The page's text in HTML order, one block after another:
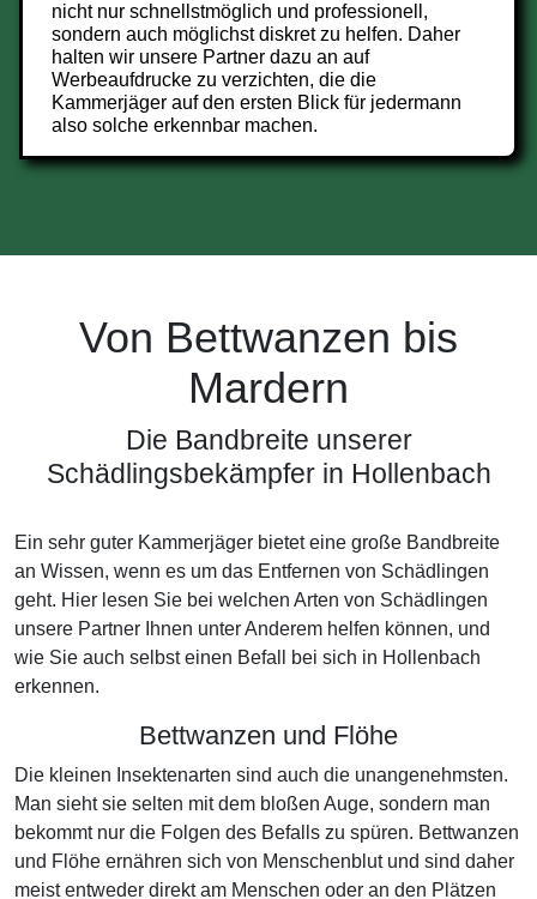
nicht nur schnellstmöglich und professionell,
sondern auch möglichst diskret zu helfen. Daher
halten wir unsere Partner dazu an auf
Werbeaufdrucke zu verzichten, die die
Kammerjäger auf den ersten Blick für jedermann
also solche erkennbar machen.
Von Bettwanzen bis
Mardern
Die Bandbreite unserer
Schädlingsbekämpfer in Hollenbach
Ein sehr guter Kammerjäger bietet eine große Bandbreite
an Wissen, wenn es um das Entfernen von Schädlingen
geht. Hier lesen Sie bei welchen Arten von Schädlingen
unsere Partner Ihnen unter Anderem helfen können, und
wie Sie auch selbst einen Befall bei sich in Hollenbach
erkennen.
Bettwanzen und Flöhe
Die kleinen Insektenarten sind auch die unangenehmsten.
Man sieht sie selten mit dem bloßen Auge, sondern man
bekommt nur die Folgen des Befalls zu spüren. Bettwanzen
und Flöhe ernähren sich von Menschenblut und sind daher
meist entweder direkt am Menschen oder an den Plätzen